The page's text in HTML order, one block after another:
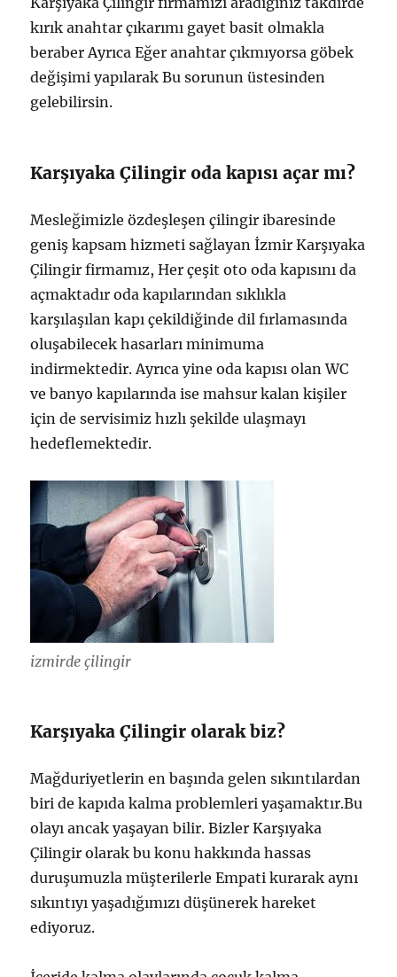
kırık anahtar çıkarımı gayet basit olmakla
beraber Ayrıca Eğer anahtar çıkmıyorsa göbek
değişimi yapılarak Bu sorunun üstesinden
gelebilirsin.
Karşıyaka Çilingir oda kapısı açar mı?
Mesleğimizle özdeşleşen çilingir ibaresinde
geniş kapsam hizmeti sağlayan İzmir Karşıyaka
Çilingir firmamız, Her çeşit oto oda kapısını da
açmaktadır oda kapılarından sıklıkla
karşılaşılan kapı çekildiğinde dil fırlamasında
oluşabilecek hasarları minimuma
indirmektedir. Ayrıca yine oda kapısı olan WC
ve banyo kapılarında ise mahsur kalan kişiler
için de servisimiz hızlı şekilde ulaşmayı
hedeflemektedir.
izmirde çilingir
Karşıyaka Çilingir olarak biz?
Mağduriyetlerin en başında gelen sıkıntılardan
biri de kapıda kalma problemleri yaşamaktır.Bu
olayı ancak yaşayan bilir. Bizler Karşıyaka
Çilingir olarak bu konu hakkında hassas
duruşumuzla müşterilerle Empati kurarak aynı
sıkıntıyı yaşadığımızı düşünerek hareket
ediyoruz.